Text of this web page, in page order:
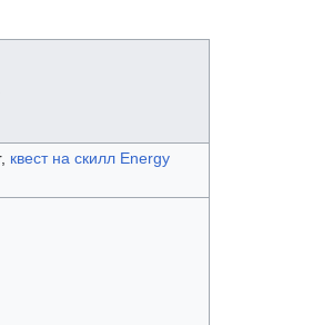
квест на скилл Energy